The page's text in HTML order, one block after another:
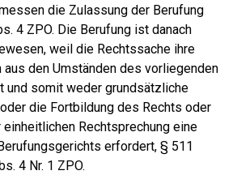
die Zulassung der Berufung
4 ZPO. Die Berufung ist danach
weil die Rechtssache ihre
aus den Umständen des vorliegenden
und somit weder grundsätzliche
die Fortbildung des Rechts oder
Rechtsprechung eine
erfordert, § 511
4 Nr. 1 ZPO.